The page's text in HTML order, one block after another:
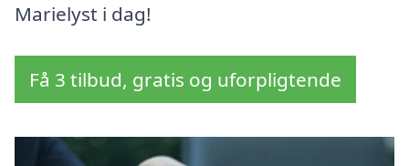
Marielyst i dag!
Få 3 tilbud, gratis og uforpligtende